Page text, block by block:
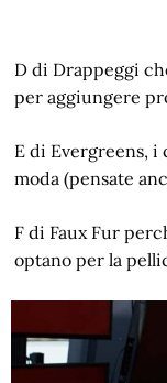
D di Drappeggi
per aggiungere
E di Evergreens, i
moda (pensate
F di Faux Fur
optano per la